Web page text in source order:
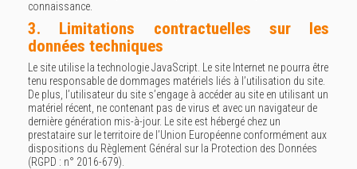
connaissance.
3. Limitations contractuelles sur les
données techniques
Le site utilise la technologie JavaScript. Le site Internet ne pourra être
tenu responsable de dommages matériels liés à l’utilisation du site.
De plus, l’utilisateur du site s’engage à accéder au site en utilisant un
matériel récent, ne contenant pas de virus et avec un navigateur de
dernière génération mis-à-jour. Le site est hébergé chez un
prestataire sur le territoire de l’Union Européenne conformément aux
dispositions du Règlement Général sur la Protection des Données
(RGPD : n° 2016-679).